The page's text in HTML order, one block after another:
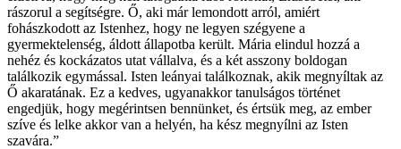
rászorul a segítségre. Ő, aki már lemondott arról, amiért
fohászkodott az Istenhez, hogy ne legyen szégyene a
gyermektelenség, áldott állapotba került. Mária elindul hozzá a
nehéz és kockázatos utat vállalva, és a két asszony boldogan
találkozik egymással. Isten leányai találkoznak, akik megnyíltak az
Ő akaratának. Ez a kedves, ugyanakkor tanulságos történet
engedjük, hogy megérintsen bennünket, és értsük meg, az ember
szíve és lelke akkor van a helyén, ha kész megnyílni az Isten
szavára.”